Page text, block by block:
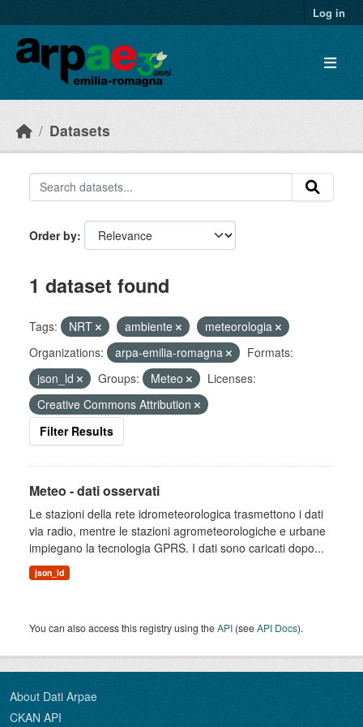
Log in
Datasets
Order by
1 dataset found
Tags: NRT ambiente
meteorologia
Organizations:
arpa-emilia-romagna
Formats:
json_ld
Groups: Meteo
Licenses:
Creative Commons Attribution
Filter Results
Meteo - dati osservati
Le stazioni della rete idrometeorologica trasmettono i dati
via radio, mentre le stazioni agrometeorologiche e urbane
impiegano la tecnologia GPRS. I dati sono caricati dopo...
json_ld
You can also access this registry using theAPI (seeAPI Docs).
About Dati Arpae
CKAN API